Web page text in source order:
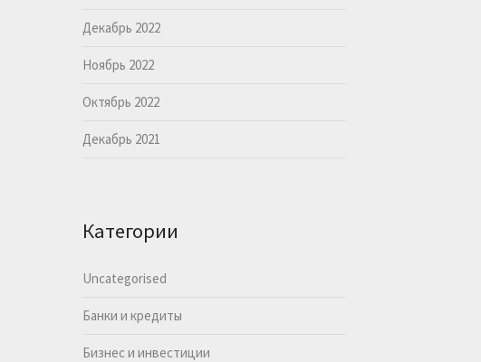
Декабрь 2022
Ноябрь 2022
Октябрь 2022
Декабрь 2021
Категории
Uncategorised
Банки и кредиты
Бизнес и инвестиции